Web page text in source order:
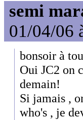
semi
01/04/06
bonsoir à
Oui JC2 on
demain!
Si jamais ,
who's , je